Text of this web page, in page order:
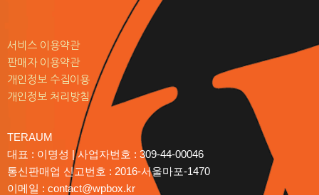
서비스 이용약관
판매자 이용약관
개인정보 수집이용
개인정보 처리방침
TERAUM
대표 : 이명성 | 사업자번호 : 309-44-00046
통신판매업 신고번호 : 2016-서울마포-1470
이메일 : contact@wpbox.kr